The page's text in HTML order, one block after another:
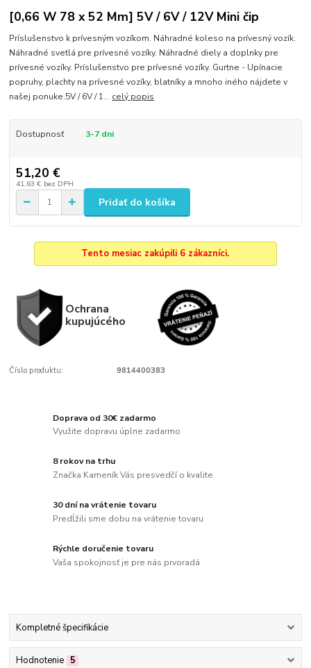
[0,66 W 78 x 52 Mm] 5V / 6V / 12V Mini čip
Príslušenstvo k prívesným vozíkom. Náhradné koleso na prívesný vozík.
Náhradné svetlá pre prívesné vozíky. Náhradné diely a doplnky pre
prívesné vozíky. Príslušenstvo pre prívesné vozíky. Gurtne - Upínacie
popruhy, plachty na prívesné vozíky, blatníky a mnoho iného nájdete v
našej ponuke.5V / 6V / 1... celý popis
Dostupnosť 3-7 dni
51,20 €
41,63 € bez DPH
Pridať do košíka
Tento mesiac zakúpili 6 zákazníci.
Ochrana
kupujúcého
Číslo produktu: 9814400383
Doprava od 30€ zadarmo
Využite dopravu úplne zadarmo
8 rokov na trhu
Značka Kameník Vás presvedčí o kvalite
30 dní na vrátenie tovaru
Predĺžili sme dobu na vrátenie tovaru
Rýchle doručenie tovaru
Vaša spokojnosť je pre nás prvoradá
Kompletné špecifikácie
Hodnotenie 5